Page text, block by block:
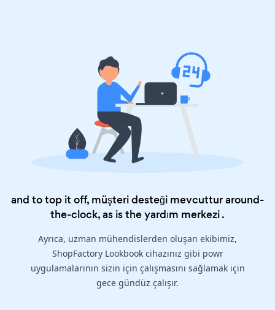
and to top it off, müşteri desteği mevcuttur around-
the-clock, as is theyardım merkezi.
Ayrıca, uzman mühendislerden oluşan ekibimiz,
ShopFactory Lookbook cihazınız gibi powr
uygulamalarının sizin için çalışmasını sağlamak için
gece gündüz çalışır.